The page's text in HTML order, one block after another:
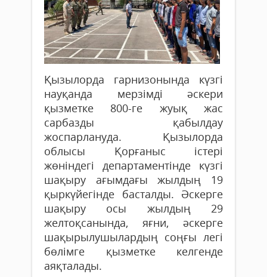
Қызылорда гарнизонында күзгі
науқанда мерзімді әскери
қызметке 800-ге жуық жас
сарбазды қабылдау
жоспарлануда. Қызылорда
облысы Қорғаныс істері
жөніндегі департаментінде күзгі
шақыру ағымдағы жылдың 19
қыркүйегінде басталды. Әскерге
шақыру осы жылдың 29
желтоқсанында, яғни, әскерге
шақырылушылардың соңғы легі
бөлімге қызметке келгенде
аяқталады.